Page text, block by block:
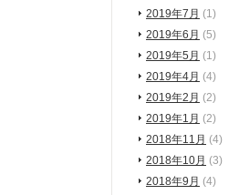
2019年7月 (1)
2019年6月 (5)
2019年5月 (1)
2019年4月 (4)
2019年2月 (2)
2019年1月 (2)
2018年11月 (4)
2018年10月 (3)
2018年9月 (4)